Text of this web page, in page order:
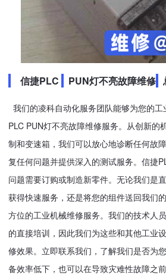
信捷PLC PUN灯不亮故障维修
我们的凌科自动化服务团队能够为您的
PLC PUN灯不亮故障维修服务。从创新的
制和变速箱，我们可以放心地诊断任何故
复任何问题并提供深入的测试服务。信捷
问题需要订购或制造新零件。无论我们是
获得快速服务，还是将您的组件送回我们
方位的工业机械维修服务。我们的技术人
的直接培训，因此我们为这些和其他工业
修效果。立即联系我们，了解我们是否为
备效率低下，也可以在导致灾难性故障之